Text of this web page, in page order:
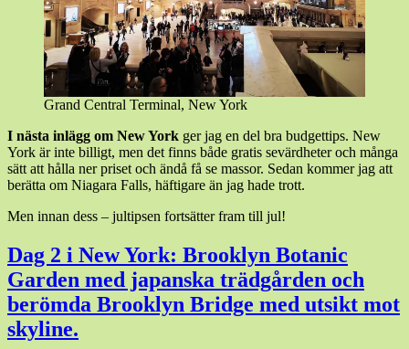
Grand Central Terminal, New York
I nästa inlägg om New York ger jag en del bra budgettips. New
York är inte billigt, men det finns både gratis sevärdheter och många
sätt att hålla ner priset och ändå få se massor. Sedan kommer jag att
berätta om Niagara Falls, häftigare än jag hade trott.
Men innan dess – jultipsen fortsätter fram till jul!
Dag 2 i New York: Brooklyn Botanic
Garden med japanska trädgården och
berömda Brooklyn Bridge med utsikt mot
skyline.